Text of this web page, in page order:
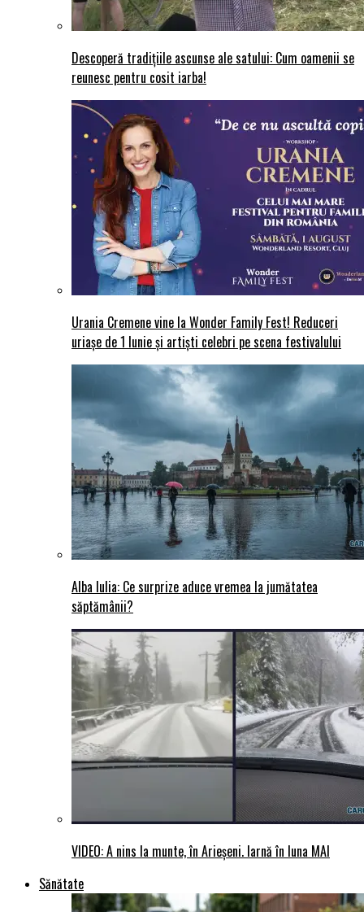
Descoperă tradițiile ascunse ale satului: Cum oamenii se
reunesc pentru cosit iarba!
Urania Cremene vine la Wonder Family Fest! Reduceri
uriașe de 1 Iunie și artiști celebri pe scena festivalului
Alba Iulia: Ce surprize aduce vremea la jumătatea
săptămânii?
VIDEO: A nins la munte, în Arieșeni. Iarnă în luna MAI
Sănătate